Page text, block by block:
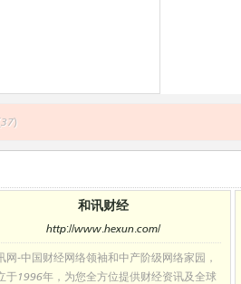
和讯财经
http://www.hexun.com/
网-中国财经网络领袖和中产阶级网络家园，
于1996年，为您全方位提供财经资讯及全球